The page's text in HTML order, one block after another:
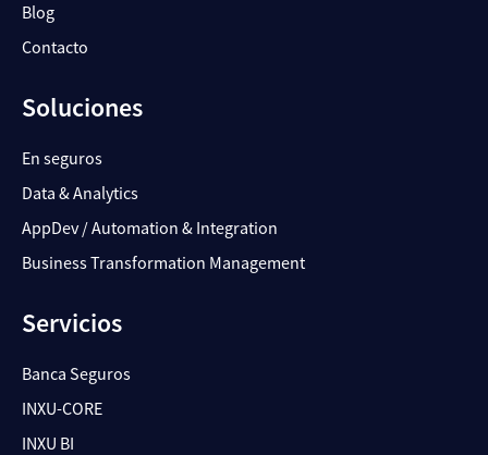
Blog
Contacto
Soluciones
En seguros
Data & Analytics
AppDev / Automation & Integration
Business Transformation Management
Servicios
Banca Seguros
INXU-CORE
INXU BI